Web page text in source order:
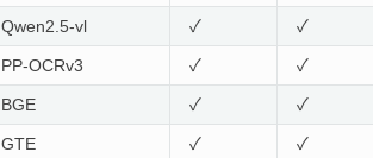
Qwen2.5-vl ✓ ✓
PP-OCRv3 ✓ ✓
BGE ✓ ✓
GTE ✓ ✓